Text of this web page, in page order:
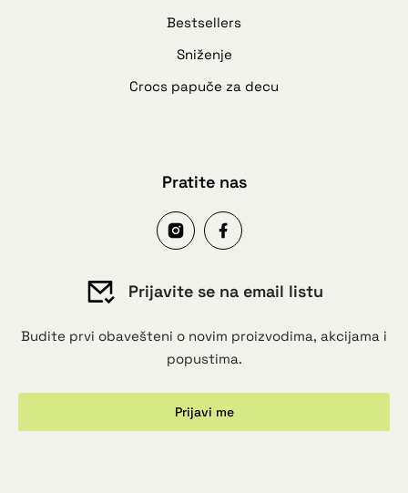
Bestsellers
Sniženje
Crocs papuče za decu
Pratite nas
Prijavite se na email listu
Budite prvi obavešteni o novim proizvodima, akcijama i
popustima.
Prijavi me